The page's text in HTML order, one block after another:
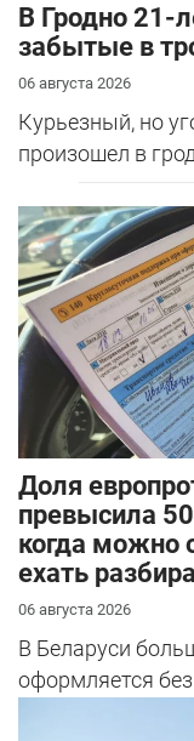
В Гродно 21-
забытые в
06 августа 2026
Курьезный, но
произошел в
Доля
превысила
когда можно
ехать
06 августа 2026
В Беларуси
оформляется